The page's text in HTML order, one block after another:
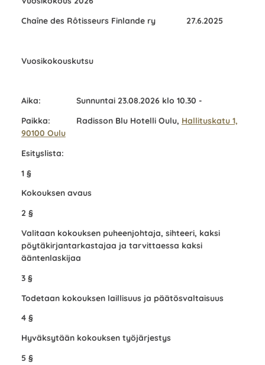
Chaîne des Rôtisseurs Finlande ry 27.6.2025
Vuosikokouskutsu
Aika: Sunnuntai 23.08.2026 klo 10.30 -
Paikka: Radisson Blu Hotelli Oulu, Hallituskatu 1,
90100 Oulu
Esityslista:
1 §
Kokouksen avaus
2 §
Valitaan kokouksen puheenjohtaja, sihteeri, kaksi
pöytäkirjantarkastajaa ja tarvittaessa kaksi
ääntenlaskijaa
3 §
Todetaan kokouksen laillisuus ja päätösvaltaisuus
4 §
Hyväksytään kokouksen työjärjestys
5 §